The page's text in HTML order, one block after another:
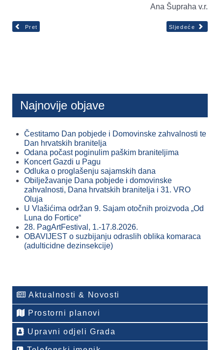
Ana Šupraha v.r.
Pret Sljedeće
Najnovije objave
Čestitamo Dan pobjede i Domovinske zahvalnosti te
Dan hrvatskih branitelja
Odana počast poginulim paškim braniteljima
Koncert Gazdi u Pagu
Odluka o proglašenju sajamskih dana
Obilježavanje Dana pobjede i domovinske
zahvalnosti, Dana hrvatskih branitelja i 31. VRO
Oluja
U Vlašićima održan 9. Sajam otočnih proizvoda „Od
Luna do Fortice“
28. PagArtFestival, 1.-17.8.2026.
OBAVIJEST o suzbijanju odraslih oblika komaraca
(adulticidne dezinsekcije)
Aktualnosti & Novosti
Prostorni planovi
Upravni odjeli Grada